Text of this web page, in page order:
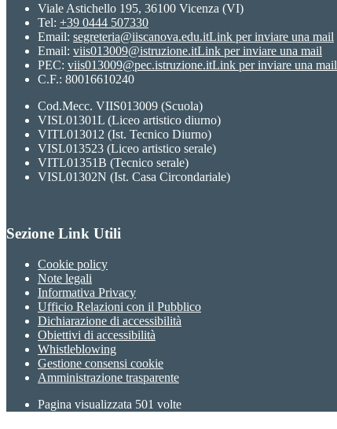
Viale Astichello 195, 36100 Vicenza (VI)
Tel: +39 0444 507330
Email: segreteria@iiscanova.edu.itLink per inviare una mail
Email: viis013009@istruzione.itLink per inviare una mail
PEC: viis013009@pec.istruzione.itLink per inviare una mail
C.F.: 80016610240
Cod.Mecc. VIIS013009 (Scuola)
VISL01301L (Liceo artistico diurno)
VITL013012 (Ist. Tecnico Diurno)
VISL013523 (Liceo artistico serale)
VITL01351B (Tecnico serale)
VISL01302N (Ist. Casa Circondariale)
Sezione Link Utili
Cookie policy
Note legali
Informativa Privacy
Ufficio Relazioni con il Pubblico
Dichiarazione di accessibilità
Obiettivi di accessibilità
Whistleblowing
Gestione consensi cookie
Amministrazione trasparente
Pagina visualizzata 501 volte